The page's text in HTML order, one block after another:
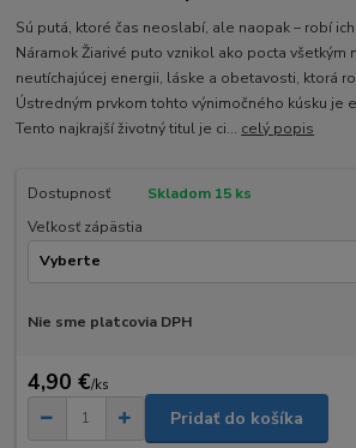
Sú putá, ktoré čas neoslabí, ale naopak – robí
Náramok Žiarivé puto vznikol ako pocta všetkým
neutíchajúcej energii, láske a obetavosti, ktorá
Ústredným prvkom tohto výnimočného kúsku je
Tento najkrajší životný titul je ci... celý popis
Dostupnosť
Skladom 15 ks
Veľkosť zápästia
Nie sme platcovia DPH
4,90 €/ks
Pridať do košíka